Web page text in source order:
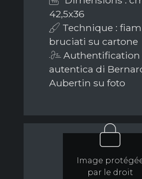
42,5x36
Technique :
bruciati su cartone
Authentification
autentica di
Aubertin su foto
Image
par le droit